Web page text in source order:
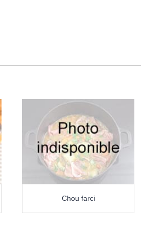
Chou farci